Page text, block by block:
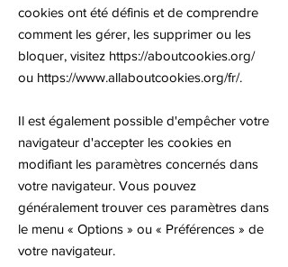
cookies ont été définis et de comprendre
comment les gérer, les supprimer ou les
bloquer, visitez https://aboutcookies.org/
ou https://www.allaboutcookies.org/fr/.
Il est également possible d'empêcher votre
navigateur d'accepter les cookies en
modifiant les paramètres concernés dans
votre navigateur. Vous pouvez
généralement trouver ces paramètres dans
le menu « Options » ou « Préférences » de
votre navigateur.